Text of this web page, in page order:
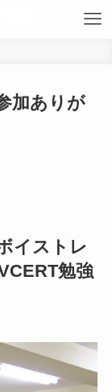
認定につ
会
加ありが
イストレ
勉強